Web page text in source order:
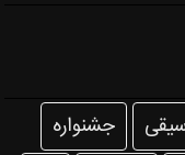
جشنواره